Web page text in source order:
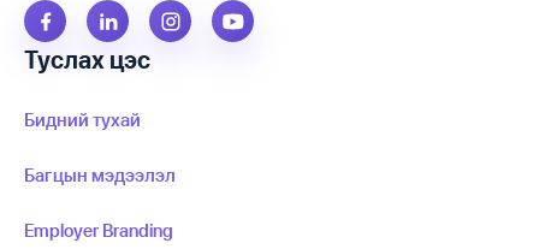
Туслах цэс
Бидний тухай
Багцын мэдээлэл
Employer Branding